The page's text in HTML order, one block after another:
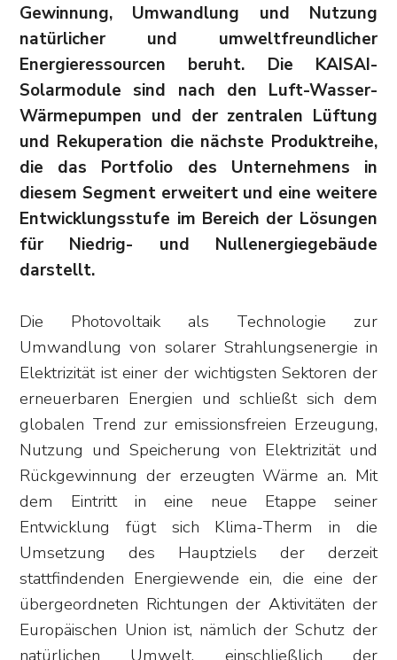
Gewinnung, Umwandlung und Nutzung
natürlicher und umweltfreundlicher
Energieressourcen beruht. Die KAISAI-
Solarmodule sind nach den Luft-Wasser-
Wärmepumpen und der zentralen Lüftung
und Rekuperation die nächste Produktreihe,
die das Portfolio des Unternehmens in
diesem Segment erweitert und eine weitere
Entwicklungsstufe im Bereich der Lösungen
für Niedrig- und Nullenergiegebäude
darstellt.
Die Photovoltaik als Technologie zur
Umwandlung von solarer Strahlungsenergie in
Elektrizität ist einer der wichtigsten Sektoren der
erneuerbaren Energien und schließt sich dem
globalen Trend zur emissionsfreien Erzeugung,
Nutzung und Speicherung von Elektrizität und
Rückgewinnung der erzeugten Wärme an. Mit
dem Eintritt in eine neue Etappe seiner
Entwicklung fügt sich Klima-Therm in die
Umsetzung des Hauptziels der derzeit
stattfindenden Energiewende ein, die eine der
übergeordneten Richtungen der Aktivitäten der
Europäischen Union ist, nämlich der Schutz der
natürlichen Umwelt, einschließlich der